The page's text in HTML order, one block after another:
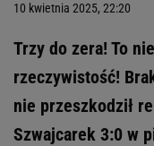
10 kwietnia 2025, 22:20
Trzy do zera! To
rzeczywistość!
nie przeszkodził
Szwajcarek 3:0 w